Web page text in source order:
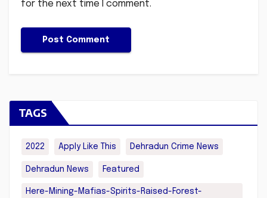
for the next time I comment.
TAGS
2022 Apply Like This Dehradun Crime News
Dehradun News Featured
Here-Mining-Mafias-Spirits-Raised-Forest-